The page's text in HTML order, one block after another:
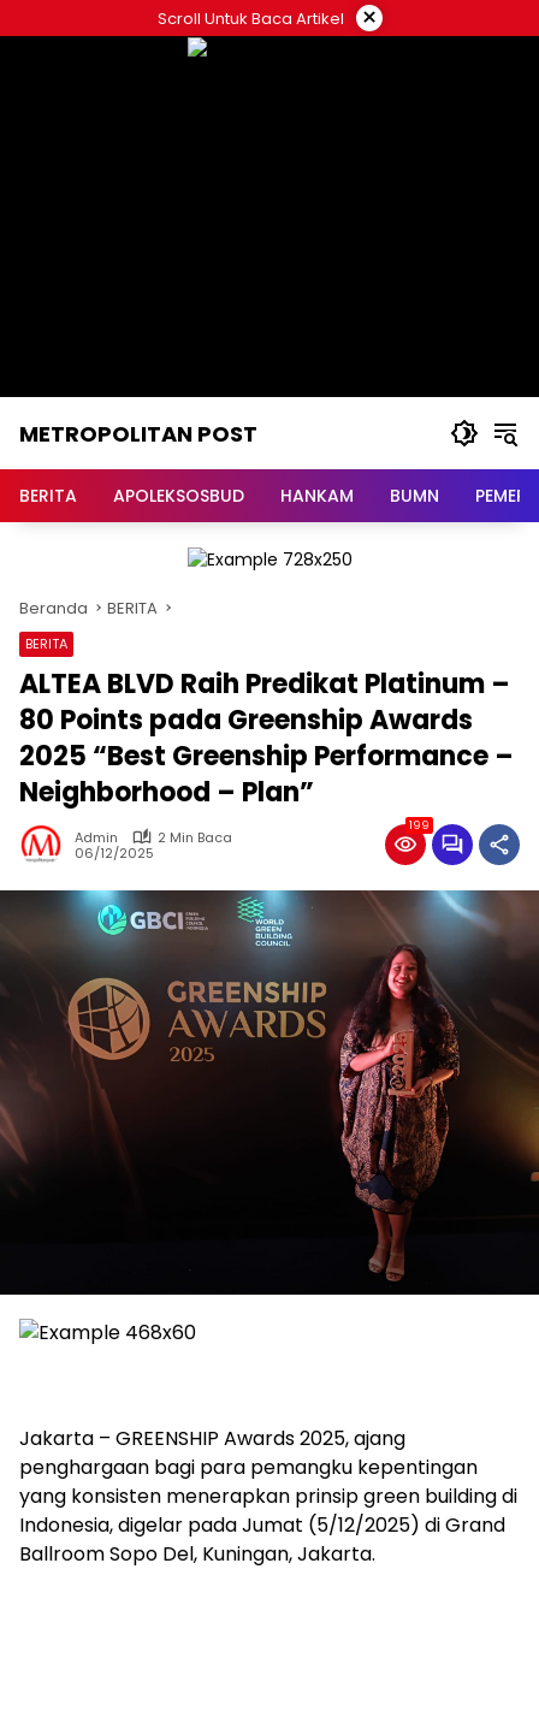
ke
Scroll Untuk Baca Artikel ×
METROPOLITAN POST
BERITA APOLEKSOSBUD HANKAM BUMN
Beranda BERITA
BERITA
ALTEA BLVD Raih Predikat Platinum –
80 Points pada Greenship Awards
2025 “Best Greenship Performance –
Neighborhood – Plan”
Admin
2 Min Baca
06/12/2025
199
Jakarta – GREENSHIP Awards 2025, ajang
penghargaan bagi para pemangku kepentingan
yang konsisten menerapkan prinsip green building di
Indonesia, digelar pada Jumat (5/12/2025) di Grand
Ballroom Sopo Del, Kuningan, Jakarta.